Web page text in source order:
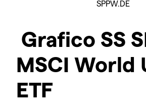
SPPW.DE
Grafico SS
MSCI World
ETF